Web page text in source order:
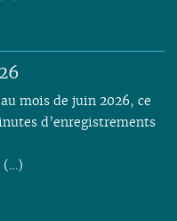
mois de juin 2026, ce
d’enregistrements
(…)